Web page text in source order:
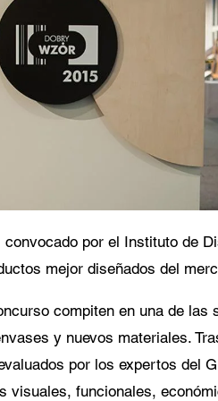
por el Instituto de
mejor diseñados del
compiten en una de
y nuevos materiales.
por los expertos del
visuales, funcionales,
Consentimiento para la protección de datos
Acepto que mis datos personales en
concesionario Centor más cercano o
contacto conmigo a efectos de mi
El uso de sus datos personales